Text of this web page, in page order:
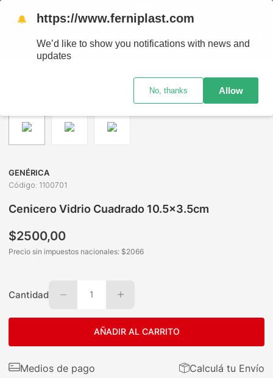
GENÉRICA
Código: 1100701
Cenicero Vidrio Cuadrado 10.5x3.5cm
$2500,00
Precio sin impuestos nacionales: $2066
Cantidad 1
AÑADIR AL CARRITO
Medios de pago Calculá tu Envío
🔔 https://www.ferniplast.com
We’d like to show you notifications with news and
updates
No, thanks Allow